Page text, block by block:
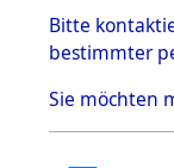
5.3.1
zu
en
5.3.2
Bitte
bestimmter
Sie möchten